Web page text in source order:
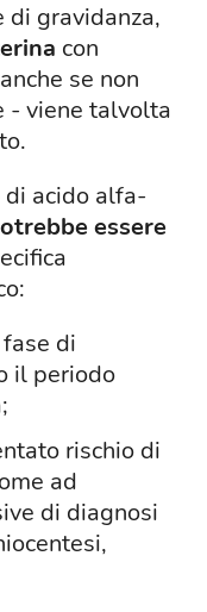
di gravidanza,
con
se non
- viene talvolta
acido alfa-
essere
di
il periodo
rischio di
ad
di diagnosi